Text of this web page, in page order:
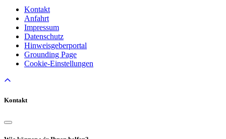
Kontakt
Anfahrt
Impressum
Datenschutz
Hinweisgeberportal
Grounding Page
Cookie-Einstellungen
Kontakt